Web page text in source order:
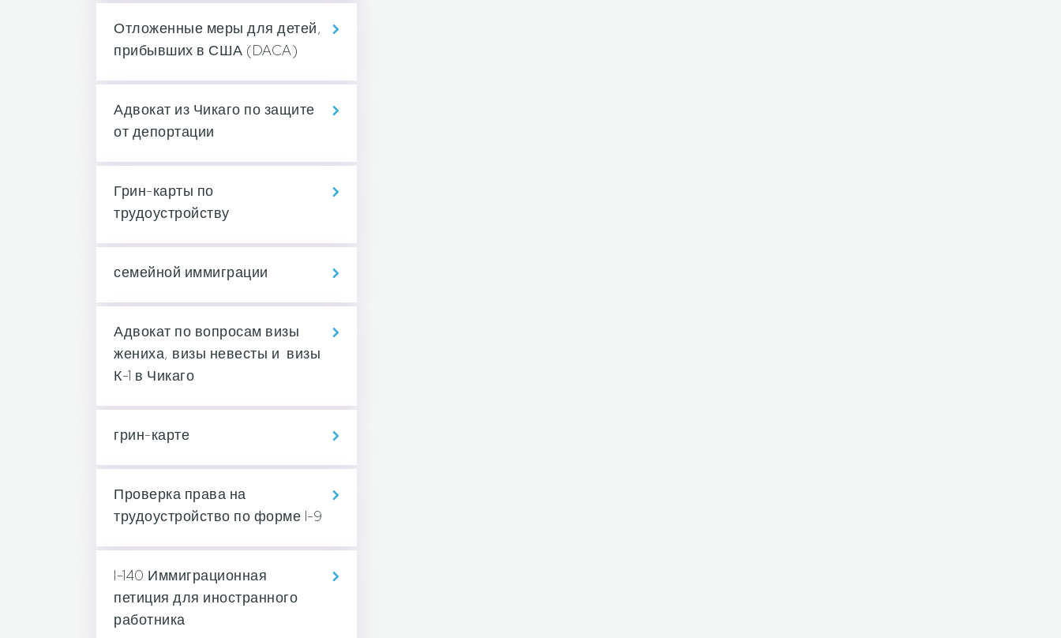
Отложенные меры для детей,
прибывших в США (DACA)
Адвокат из Чикаго по защите
от депортации
Грин-карты по
трудоустройству
семейной иммиграции
Адвокат по вопросам визы
жениха, визы невесты и визы
К-1 в Чикаго
грин-карте
Проверка права на
трудоустройство по форме I-9
I-140 Иммиграционная
петиция для иностранного
работника